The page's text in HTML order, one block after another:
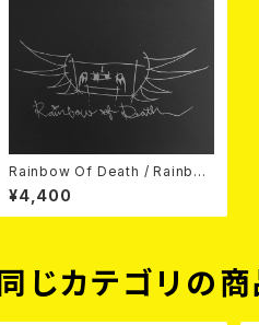
Rainbow Of Death / Rainbo
w Of Death (10”)
¥4,400
同じカテゴリの商